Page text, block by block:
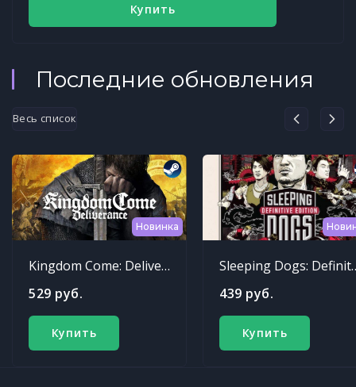
Купить
Последние обновления
Весь список
Новинка
Kingdom Come: Deliverance
529 руб.
Купить
Sleeping
439 руб.
Купить